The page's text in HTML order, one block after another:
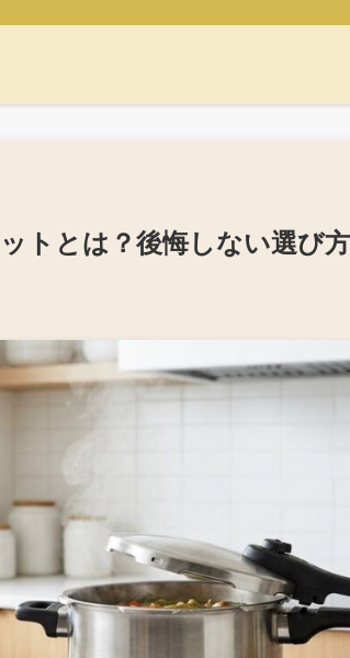
トとは？後悔しない選び